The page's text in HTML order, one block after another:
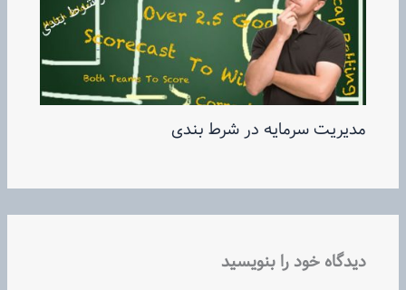
مدیریت سرمایه در شرط بندی
دیدگاه‌ خود را بنویسید